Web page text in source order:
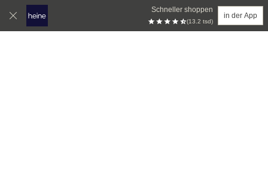
Schneller shoppen
(13.2 tsd)
in der App